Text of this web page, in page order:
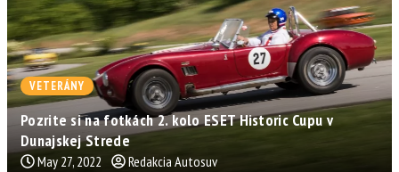
VETERÁNY
Pozrite si na fotkách 2. kolo ESET Historic Cupu v
Dunajskej Strede
May 27, 2022 Redakcia Autosuv